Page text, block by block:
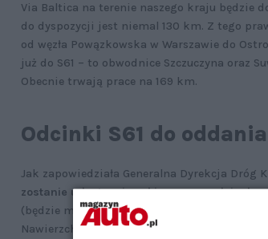
Via Baltica na terenie naszego kraju będzie
do dyspozycji jest niemal 130 km. Z tego
od węzła Powązkowska w Warszawie do
już do S61 – to obwodnice Szczuczyna oraz
Obecnie trwają prace na 169 km.
Odcinki S61 do
Jak zapowiedziała Generalna Dyrekcja Dróg
zostanie udostępniony kierowcom odcinek
(będzie można korzystać z jego łącznic).
Nawierzchnia wykonana z betonu